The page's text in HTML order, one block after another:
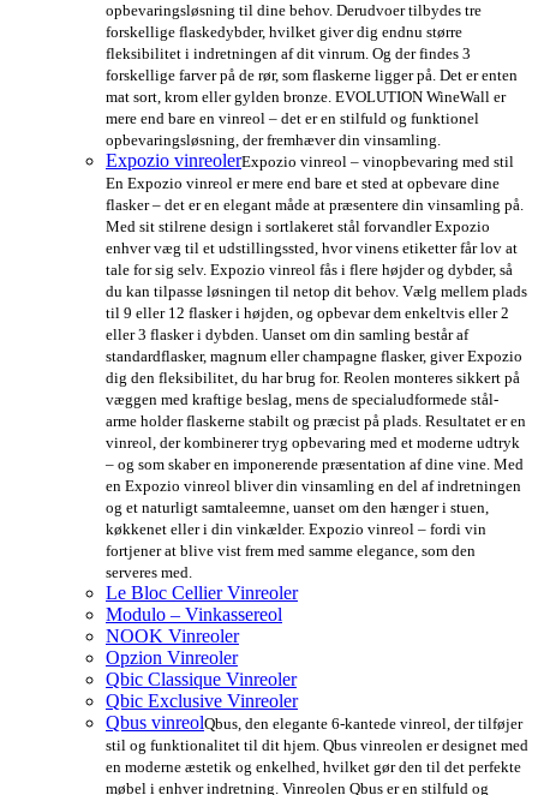
opbevaringsløsning til dine behov. Derudvoer tilbydes tre
forskellige flaskedybder, hvilket giver dig endnu større
fleksibilitet i indretningen af dit vinrum. Og der findes 3
forskellige farver på de rør, som flaskerne ligger på. Det er enten
mat sort, krom eller gylden bronze. EVOLUTION WineWall er
mere end bare en vinreol – det er en stilfuld og funktionel
opbevaringsløsning, der fremhæver din vinsamling.
Expozio vinreolerExpozio vinreol – vinopbevaring med stil
En Expozio vinreol er mere end bare et sted at opbevare dine
flasker – det er en elegant måde at præsentere din vinsamling på.
Med sit stilrene design i sortlakeret stål forvandler Expozio
enhver væg til et udstillingssted, hvor vinens etiketter får lov at
tale for sig selv. Expozio vinreol fås i flere højder og dybder, så
du kan tilpasse løsningen til netop dit behov. Vælg mellem plads
til 9 eller 12 flasker i højden, og opbevar dem enkeltvis eller 2
eller 3 flasker i dybden. Uanset om din samling består af
standardflasker, magnum eller champagne flasker, giver Expozio
dig den fleksibilitet, du har brug for. Reolen monteres sikkert på
væggen med kraftige beslag, mens de specialudformede stål-
arme holder flaskerne stabilt og præcist på plads. Resultatet er en
vinreol, der kombinerer tryg opbevaring med et moderne udtryk
– og som skaber en imponerende præsentation af dine vine. Med
en Expozio vinreol bliver din vinsamling en del af indretningen
og et naturligt samtaleemne, uanset om den hænger i stuen,
køkkenet eller i din vinkælder. Expozio vinreol – fordi vin
fortjener at blive vist frem med samme elegance, som den
serveres med.
Le Bloc Cellier Vinreoler
Modulo – Vinkassereol
NOOK Vinreoler
Opzion Vinreoler
Qbic Classique Vinreoler
Qbic Exclusive Vinreoler
Qbus vinreolQbus, den elegante 6-kantede vinreol, der tilføjer
stil og funktionalitet til dit hjem. Qbus vinreolen er designet med
en moderne æstetik og enkelhed, hvilket gør den til det perfekte
møbel i enhver indretning. Vinreolen Qbus er en stilfuld og